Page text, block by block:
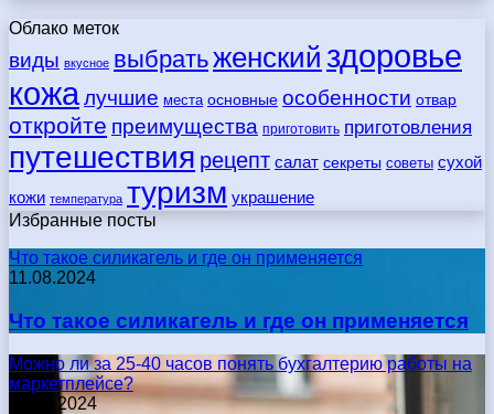
Облако меток
виды вкусное выбратьженский здоровье
кожалучшие места основные особенности отвар
откройте преимущества приготовить приготовления
путешествия рецепт салат секреты советы сухой
кожи температура туризм украшение
Избранные посты
Что такое силикагель и где он применяется
11.08.2024
Что такое силикагель и где он применяется
Можно ли за 25-40 часов понять бухгалтерию работы на
маркетплейсе?
17.05.2024